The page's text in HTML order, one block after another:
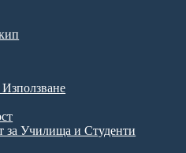
за Училища и Студенти